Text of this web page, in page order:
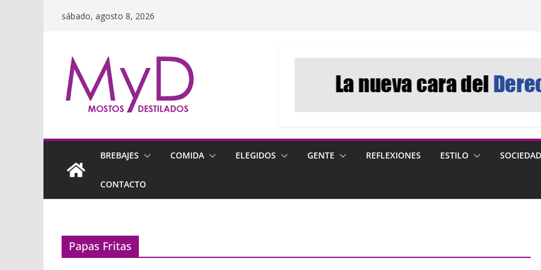
sábado, agosto 8, 2026
BREBAJES COMIDA ELEGIDOS GENTE REFLEXIONES ESTILO SOCIEDAD
CONTACTO
Papas Fritas